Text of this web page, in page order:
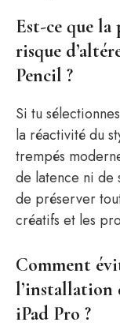
Est-ce que la
risque
Pencil ?
Si tu
la réactivité du
trempés
de latence ni de
de préserver
créatifs et les
Comment
l’installation
iPad Pro ?